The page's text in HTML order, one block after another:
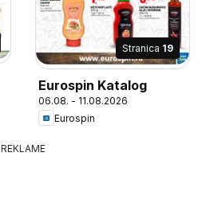
Stranica 19
Eurospin Katalog
06.08. - 11.08.2026
Eurospin
REKLAME